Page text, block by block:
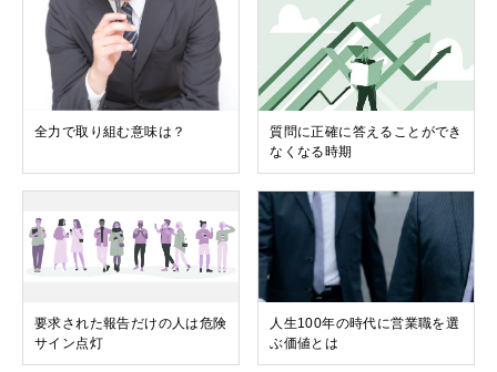
全力で取り組む意味は？
質問に正確に答えることができ
なくなる時期
要求された報告だけの人は危険
サイン点灯
人生100年の時代に営業職を選
ぶ価値とは